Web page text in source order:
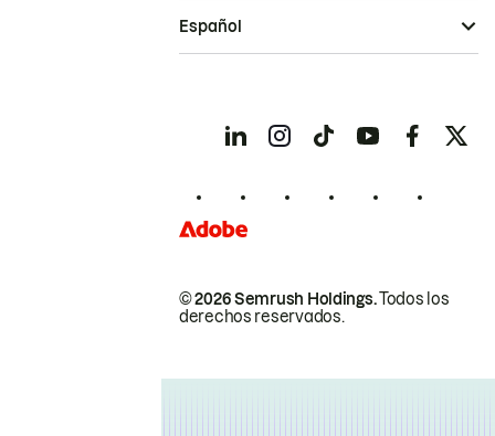
© 2026 Semrush Holdings.Todos los
derechos reservados.
Español